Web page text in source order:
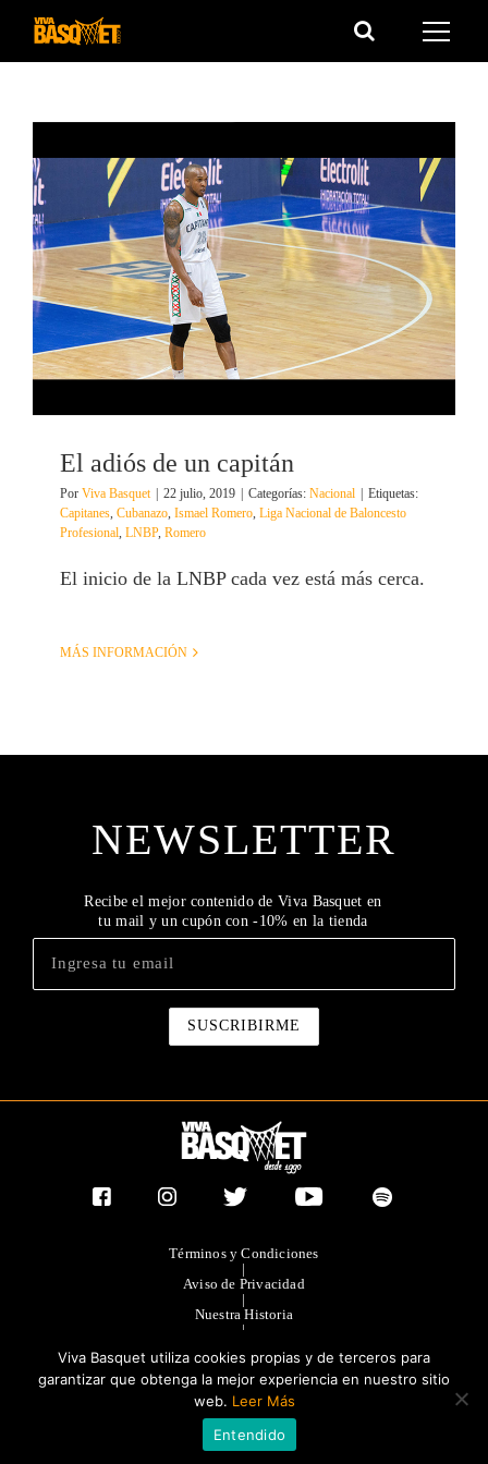
Saltar
El adiós de un capitán
Por Viva Basquet 22 julio, 2019 Categorías: Nacional
Etiquetas:
Capitanes, Cubanazo, Ismael Romero, Liga Nacional de Baloncesto
Profesional, LNBP, Romero
El inicio de la LNBP cada vez está más cerca.
MÁS INFORMACIÓN
NEWSLETTER
Recibe el mejor contenido de Viva Basquet en
tu mail y un cupón con -10% en la tienda
Términos y Condiciones
|
Aviso de Privacidad
|
Nuestra Historia
|
|
Publicidad
®TODOS LOS DERECHOS RESERVADOS 2023. GRUPO OLIMPIA
EDITORES.
Viva Basquet utiliza cookies propias y de terceros para
garantizar que obtenga la mejor experiencia en nuestro sitio
web. Leer Más
Entendido